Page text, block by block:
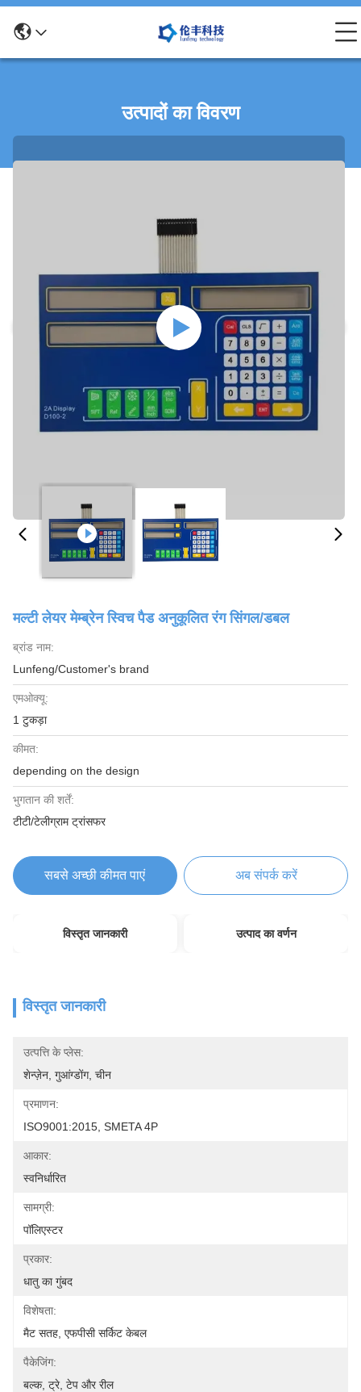
उत्पादों का विवरण
मल्टी लेयर मेम्ब्रेन स्विच पैड अनुकूलित रंग सिंगल/डबल
ब्रांड नाम:
Lunfeng/Customer's brand
एमओक्यू:
1 टुकड़ा
कीमत:
depending on the design
भुगतान की शर्तें:
टीटी/टेलीग्राम ट्रांसफर
सबसे अच्छी कीमत पाएं अब संपर्क करें
विस्तृत जानकारी उत्पाद का वर्णन
विस्तृत जानकारी
उत्पत्ति के प्लेस:
शेन्ज़ेन, गुआंग्डोंग, चीन
प्रमाणन:
ISO9001:2015, SMETA 4P
आकार:
स्वनिर्धारित
सामग्री:
पॉलिएस्टर
प्रकार:
धातु का गुंबद
विशेषता:
मैट सतह, एफपीसी सर्किट केबल
पैकेजिंग:
बल्क, ट्रे, टेप और रील